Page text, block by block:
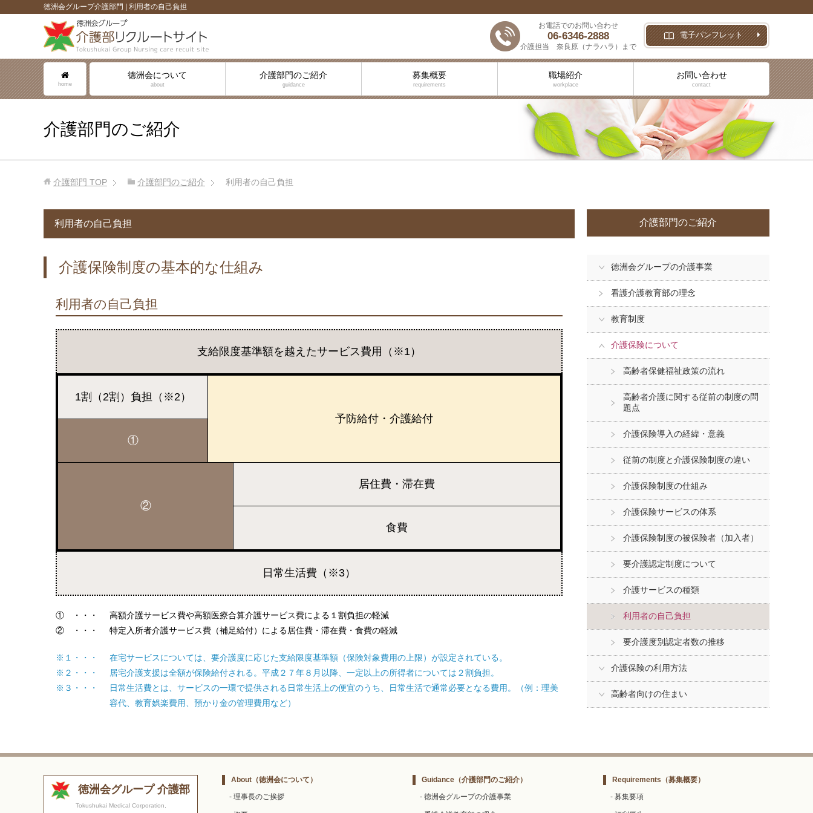
徳洲会グループ介護部門 | 利用者の自己負担
home
徳洲会について
about
介護部門のご紹介
guidance
募集概要
requirements
職場紹介
workplace
お問い合わせ
contact
お電話でのお問い合わせ
06-6346-2888
介護担当 奈良原（ナラハラ）まで
電子パンフレット
介護部門のご紹介
介護部門 TOP 介護部門のご紹介 利用者の自己負担
利用者の自己負担
介護保険制度の基本的な仕組み
利用者の自己負担
支給限度基準額を越えたサービス費用（※1）
1割（2割）負担（※2）
①
予防給付・介護給付
②
居住費・滞在費
食費
日常生活費（※3）
① ・・・
高額介護サービス費や高額医療合算介護サービス費による１割負担の軽減
② ・・・
特定入所者介護サービス費（補足給付）による居住費・滞在費・食費の軽減
※１・・・
在宅サービスについては、要介護度に応じた支給限度基準額（保険対象費用の上限）が設定されている。
※２・・・
居宅介護支援は全額が保険給付される。平成２７年８月以降、一定以上の所得者については２割負担。
※３・・・
日常生活費とは、サービスの一環で提供される日常生活上の便宜のうち、日常生活で通常必要となる費用。（例：理美
容代、教育娯楽費用、預かり金の管理費用など）
介護部門のご紹介
徳洲会グループの介護事業
看護介護教育部の理念
教育制度
介護保険について
高齢者保健福祉政策の流れ
高齢者介護に関する従前の制度の問
題点
介護保険導入の経緯・意義
従前の制度と介護保険制度の違い
介護保険制度の仕組み
介護保険サービスの体系
介護保険制度の被保険者（加入者）
要介護認定制度について
介護サービスの種類
利用者の自己負担
要介護度別認定者数の推移
介護保険の利用方法
高齢者向けの住まい
徳洲会グループ 介護部
Tokushukai Medical Corporation,
About （徳洲会について）
- 理事長のご挨拶
Guidance （介護部門のご紹介）
- 徳洲会グループの介護事業
Requirements （募集概要）
- 募集要項